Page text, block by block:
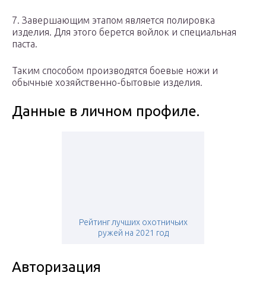
7. Завершающим этапом является полировка
изделия. Для этого берется войлок и специальная
паста.
Таким способом производятся боевые ножи и
обычные хозяйственно-бытовые изделия.
Данные в личном профиле.
Рейтинг лучших охотничьих
ружей на 2021 год
Авторизация